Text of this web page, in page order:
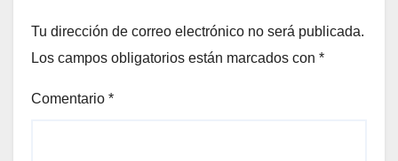
Tu dirección de correo electrónico no será publicada.
Los campos obligatorios están marcados con *
Comentario *